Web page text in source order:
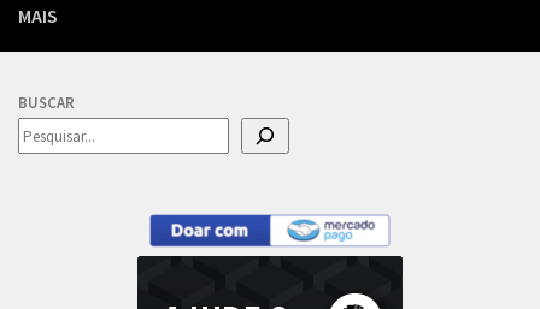
MAIS
BUSCAR